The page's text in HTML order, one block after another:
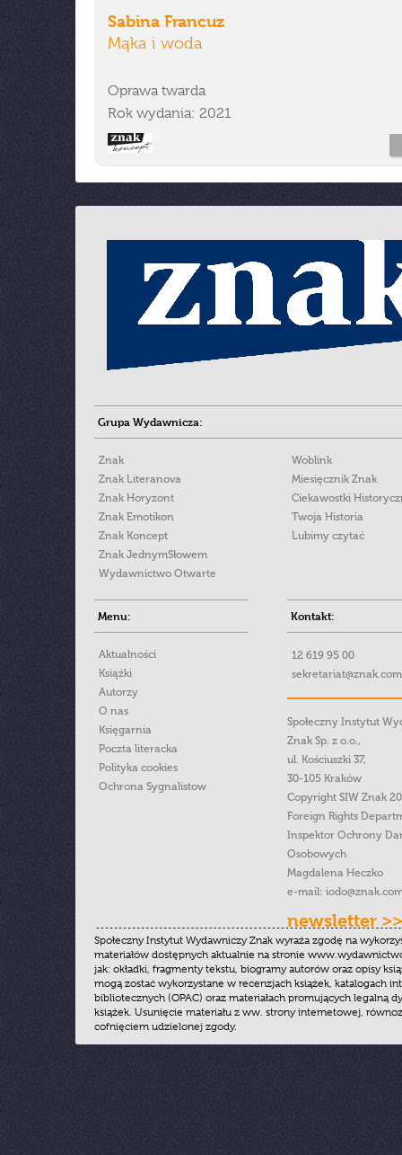
Sabina Francuz
Mąka i woda
Oprawa twarda
Rok wydania: 2021
Grupa Wydawnicza:
Znak
Znak Literanova
Znak Horyzont
Znak Emotikon
Znak Koncept
Znak JednymSłowem
Wydawnictwo Otwarte
Woblink
Miesięcznik Znak
Ciekawostki
Twoja Historia
Lubimy czytać
Menu:
Aktualności
Książki
Autorzy
O nas
Księgarnia
Poczta literacka
Polityka cookies
Ochrona Sygnalistow
Kontakt:
12 619 95 00
Społeczny Instytut
Znak Sp. z o.o.,
ul. Kościuszki 37,
30-105 Kraków
Copyright SIW Znak
Foreign Rights
Inspektor Ochrony
Osobowych
Magdalena Heczko
e-mail:
newsletter >>
Społeczny Instytut Wydawniczy Znak wyraża zgodę na
materiałów dostępnych aktualnie na stronie
jak: okładki, fragmenty tekstu, biogramy autorów oraz opisy
mogą zostać wykorzystane w recenzjach książek, katalogach
bibliotecznych (OPAC) oraz materiałach promujących legalną
książek. Usunięcie materiału z ww. strony internetowej,
cofnięciem udzielonej zgody.